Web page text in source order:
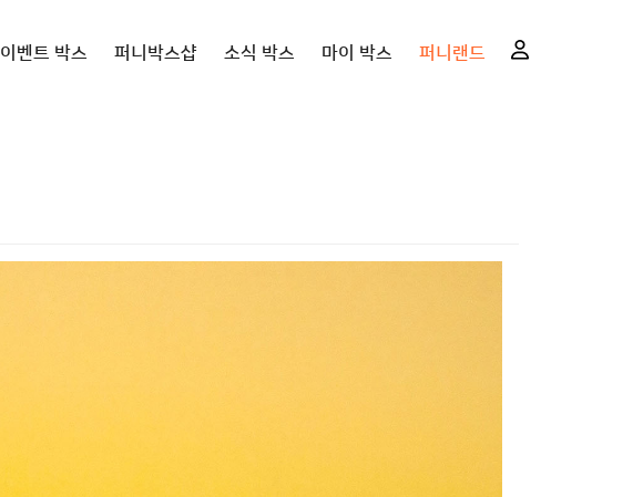
이벤트 박스 퍼니박스샵 소식 박스 마이 박스 퍼니랜드